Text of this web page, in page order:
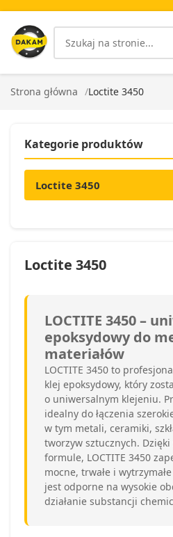
Strona główna Loctite 3450
Kategorie produktów
Loctite 3450
Loctite 3450
LOCTITE 3450 –
epoksydowy do
materiałów
LOCTITE 3450 to
klej epoksydowy, który
o uniwersalnym klejeniu.
idealny do łączenia
w tym metali, ceramiki,
tworzyw sztucznych.
formule, LOCTITE 3450
mocne, trwałe i
jest odporne na wysokie
działanie substancji